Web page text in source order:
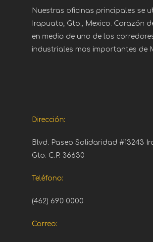
Nuestras oficinas principales se
Irapuato, Gto., Mexico. Corazón
en medio de uno de los
industriales mas importantes de
Dirección:
Blvd. Paseo Solidaridad #13243
Gto. C.P. 36630
Teléfono:
(462) 690 0000
Correo: